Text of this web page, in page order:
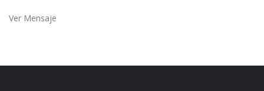
Ver Mensaje